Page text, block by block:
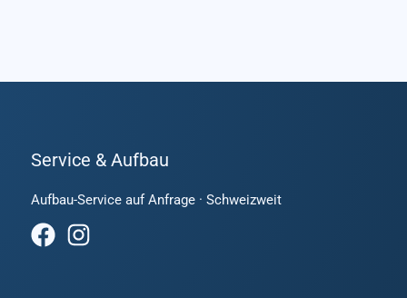
Service & Aufbau
Aufbau-Service auf Anfrage · Schweizweit